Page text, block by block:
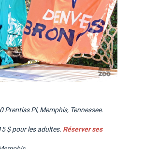
Prentiss Pl, Memphis, Tennessee.
$ pour les adultes. Réserver ses